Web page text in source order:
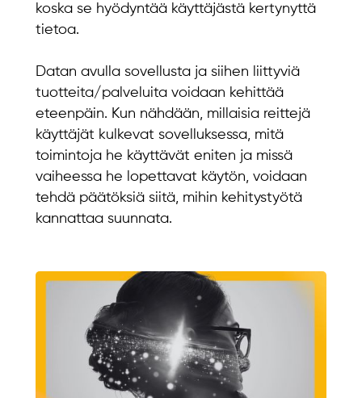
koska se hyödyntää käyttäjästä kertynyttä
tietoa.
Datan avulla sovellusta ja siihen liittyviä
tuotteita/palveluita voidaan kehittää
eteenpäin. Kun nähdään, millaisia reittejä
käyttäjät kulkevat sovelluksessa, mitä
toimintoja he käyttävät eniten ja missä
vaiheessa he lopettavat käytön, voidaan
tehdä päätöksiä siitä, mihin kehitystyötä
kannattaa suunnata.